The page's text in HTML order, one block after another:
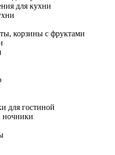
для кухни
корзины с фруктами
для гостиной
ночники